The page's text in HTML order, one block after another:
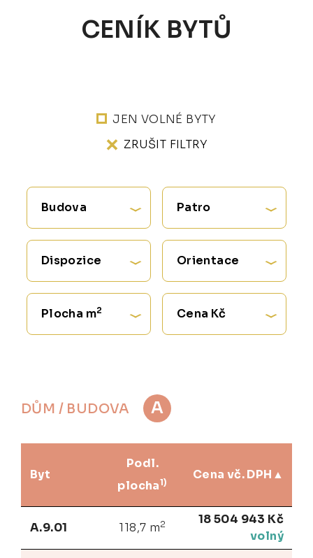
CENÍK BYTŮ
JEN VOLNÉ BYTY
ZRUŠIT FILTRY
Budova Patro
Dispozice Orientace
Plocha m2 Cena Kč
DŮM / BUDOVA A
Byt
Podl.
plocha1)
Cena vč. DPH
A.9.01 118,7 m2
18 504 943 Kč
volný